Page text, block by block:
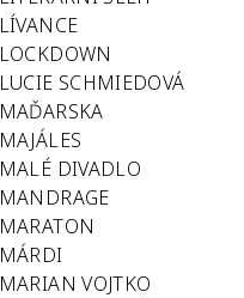
LÍVANCE
LOCKDOWN
LUCIE SCHMIEDOVÁ
MAĎARSKA
MAJÁLES
MALÉ DIVADLO
MANDRAGE
MARATON
MÁRDI
MARIAN VOJTKO